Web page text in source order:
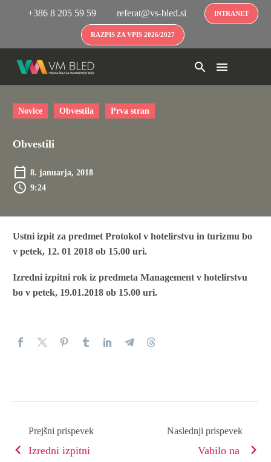
+386 8 205 59 59 referat@vs-bled.si INTRANET
RAZPIS ZA VPIS 2026/2027
Novice Obvestila Prva stran
Obvestili
8. januarja, 2018
9:24
Ustni izpit za predmet Protokol v hotelirstvu in turizmu bo
v petek, 12. 01 2018 ob 15.00 uri.
Izredni izpitni rok iz predmeta Management v hotelirstvu
bo v petek, 19.01.2018 ob 15.00 uri.
Prejšni prispevek
Izredni izpitni
Naslednji prispevek
Vabilo na